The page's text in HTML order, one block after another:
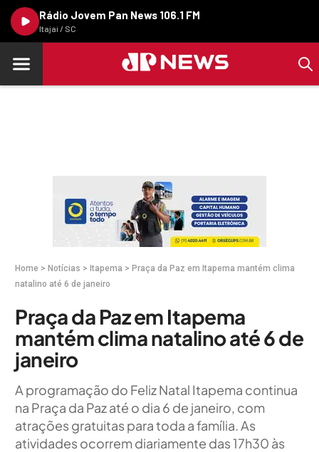
Rádio Jovem Pan News 106.1 FM
Itajaí / SC
Home > Notícias > Itapema > Praça da Paz em Itapema mantém clima
natalino até 6 de janeiro
Praça da Paz em Itapema
mantém clima natalino até 6 de
janeiro
A programação do Feliz Natal Itapema continua
na Praça da Paz até o dia 6 de janeiro, com
atrações gratuitas para toda a família. As
atividades ocorrem diariamente das 17h30 às